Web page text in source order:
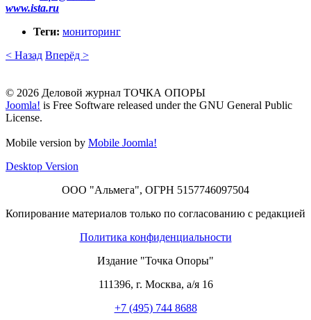
www.ista.ru
Теги: мониторинг
< Назад Вперёд >
© 2026 Деловой журнал ТОЧКА ОПОРЫ
Joomla! is Free Software released under the GNU General Public
License.
Mobile version by Mobile Joomla!
Desktop Version
ООО "Альмега", ОГРН 5157746097504
Копирование материалов только по согласованию с редакцией
Политика конфиденциальности
Издание "Точка Опоры"
111396, г. Москва, а/я 16
+7 (495) 744 8688